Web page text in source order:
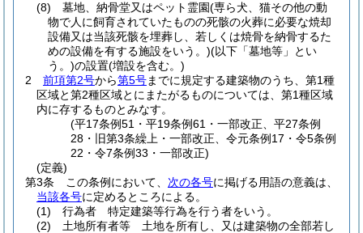
(8)
墓地、納骨堂又はペット霊園(専ら犬、猫その他の動
物で人に飼育されていたものの死骸の火葬に必要な焼却
設備又は当該死骸を埋葬し、若しくは焼骨を納骨するた
めの設備を有する施設をいう。)(以下「墓地等」とい
う。)の設置(増設を含む。)
2
前項第2号から第5号までに規定する建築物のうち、第1種
区域と第2種区域とにまたがるものについては、第1種区域
内に存するものとみなす。
(平17条例51・平19条例61・一部改正、平27条例
28・旧第3条繰上・一部改正、令元条例17・令5条例
22・令7条例33・一部改正)
(定義)
第3条
この条例において、 次の各号に掲げる用語の意義は、
当該各号に定めるところによる。
(1)
行為者 特定建築等行為を行う者をいう。
(2)
土地所有者等 土地を所有し、又は建築物の全部若し